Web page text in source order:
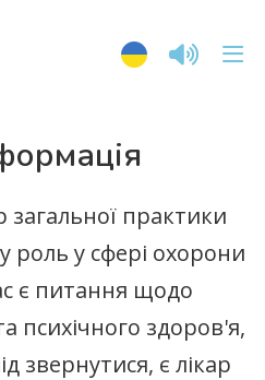
загальної практики
роль у сфері охорони
є питання щодо
психічного здоров'я,
звернутися, є лікар